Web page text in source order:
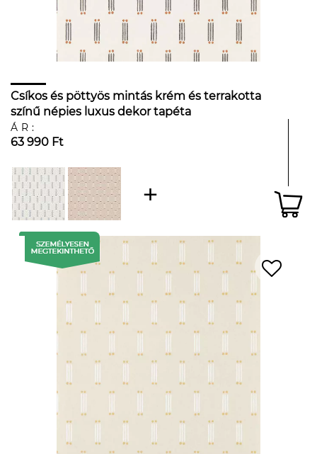
Csíkos és pöttyös mintás krém és terrakotta
színű népies luxus dekor tapéta
ÁR:
63 990 Ft